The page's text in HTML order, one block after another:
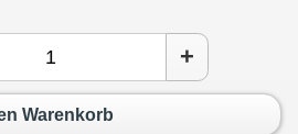
+
Warenkorb